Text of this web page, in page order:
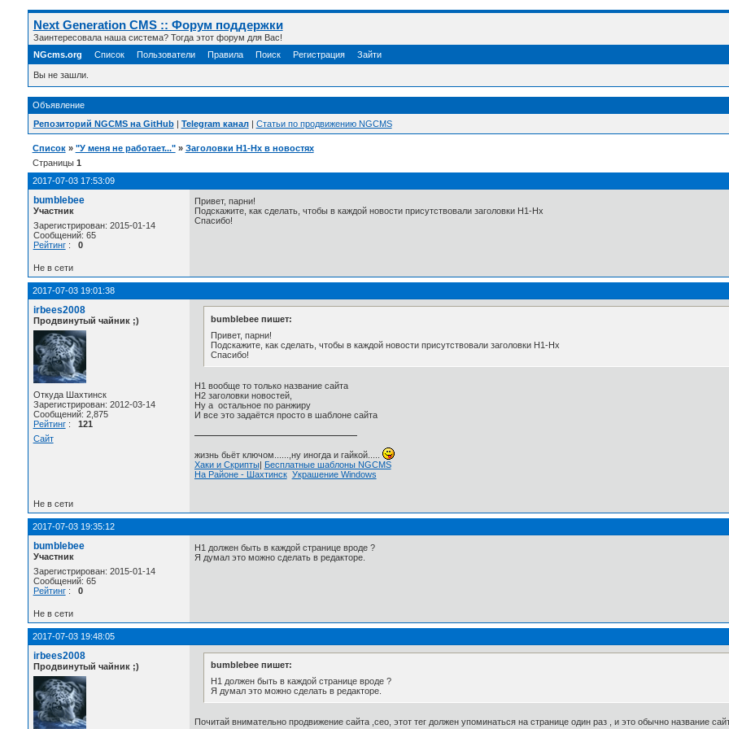
Next Generation CMS :: Форум поддержки
Заинтересовала наша система? Тогда этот форум для Вас!
NGcms.org
Список Пользователи Правила Поиск Регистрация Зайти
Вы не зашли.
Объявление
Репозиторий NGCMS на GitHub| Telegram канал| Статьи по продвижению NGCMS
Список » "У меня не работает..." » Заголовки H1-Hx в новостях
Страницы 1
2017-07-03 17:53:09
bumblebee
Участник
Зарегистрирован: 2015-01-14
Сообщений: 65
Рейтинг: 0
Привет, парни!
Подскажите, как сделать, чтобы в каждой новости присутствовали заголовки H1-Hx
Спасибо!
Не в сети
2017-07-03 19:01:38
irbees2008
Продвинутый чайник ;)
Откуда Шахтинск
Зарегистрирован: 2012-03-14
Сообщений: 2,875
Рейтинг: 121
Сайт
bumblebee пишет:
Привет, парни!
Подскажите, как сделать, чтобы в каждой новости присутствовали заголовки H1-Hx
Спасибо!
H1 вообще то только название сайта
H2 заголовки новостей,
Ну а остальное по ранжиру
И все это задаётся просто в шаблоне сайта
жизнь бьёт ключом......,ну иногда и гайкой.....
Хаки и Скрипты| Бесплатные шаблоны NGCMS
На Районе - Шахтинск Украшение Windows
Не в сети
2017-07-03 19:35:12
bumblebee
Участник
Зарегистрирован: 2015-01-14
Сообщений: 65
Рейтинг: 0
H1 должен быть в каждой странице вроде ?
Я думал это можно сделать в редакторе.
Не в сети
2017-07-03 19:48:05
irbees2008
Продвинутый чайник ;)
bumblebee пишет:
H1 должен быть в каждой странице вроде ?
Я думал это можно сделать в редакторе.
Почитай внимательно продвижение сайта ,сео, этот тег должен упоминаться на странице один раз , и это обычно название